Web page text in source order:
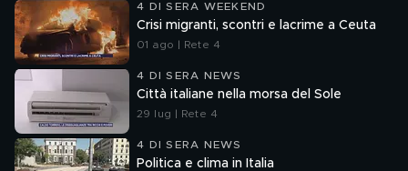
4 DI SERA WEEKEND
Crisi migranti, scontri e lacrime a Ceuta
01 ago | Rete 4
4 DI SERA NEWS
Città italiane nella morsa del Sole
29 lug | Rete 4
4 DI SERA NEWS
Politica e clima in Italia